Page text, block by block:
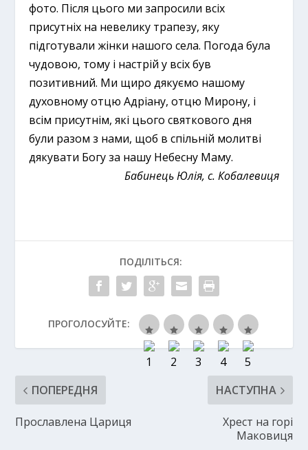
фото. Після цього ми запросили всіх
присутніх на невелику трапезу, яку
підготували жінки нашого села. Погода була
чудовою, тому і настрій у всіх був
позитивний. Ми щиро дякуємо нашому
духовному отцю Адріану, отцю Мирону, і
всім присутнім, які цього святкового дня
були разом з нами, щоб в спільній молитві
дякувати Богу за нашу Небесну Маму.
Бабинець Юлія, с. Кобалевиця
ПОДІЛІТЬСЯ:
ПРОГОЛОСУЙТЕ:
ПОПЕРЕДНЯ
Прославлена Цариця
НАСТУПНА
Хрест на горі
Маковиця